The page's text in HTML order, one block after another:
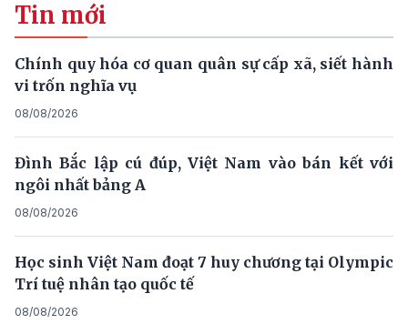
Tin mới
Chính quy hóa cơ quan quân sự cấp xã, siết hành
vi trốn nghĩa vụ
08/08/2026
Đình Bắc lập cú đúp, Việt Nam vào bán kết với
ngôi nhất bảng A
08/08/2026
Học sinh Việt Nam đoạt 7 huy chương tại Olympic
Trí tuệ nhân tạo quốc tế
08/08/2026